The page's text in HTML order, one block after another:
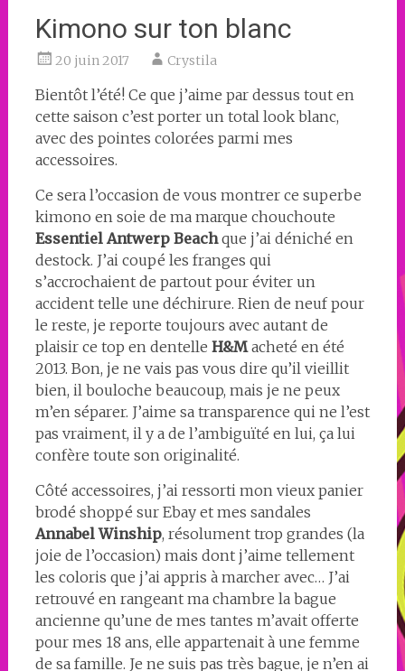
Kimono sur ton blanc
20 juin 2017 Crystila
Bientôt l’été! Ce que j’aime par dessus tout en
cette saison c’est porter un total look blanc,
avec des pointes colorées parmi mes
accessoires.
Ce sera l’occasion de vous montrer ce superbe
kimono en soie de ma marque chouchoute
Essentiel Antwerp Beachque j’ai déniché en
destock. J’ai coupé les franges qui
s’accrochaient de partout pour éviter un
accident telle une déchirure. Rien de neuf pour
le reste, je reporte toujours avec autant de
plaisir ce top en dentelle H&Macheté en été
2013. Bon, je ne vais pas vous dire qu’il vieillit
bien, il bouloche beaucoup, mais je ne peux
m’en séparer. J’aime sa transparence qui ne l’est
pas vraiment, il y a de l’ambiguïté en lui, ça lui
confère toute son originalité.
Côté accessoires, j’ai ressorti mon vieux panier
brodé shoppé sur Ebay et mes sandales
Annabel Winship, résolument trop grandes (la
joie de l’occasion) mais dont j’aime tellement
les coloris que j’ai appris à marcher avec… J’ai
retrouvé en rangeant ma chambre la bague
ancienne qu’une de mes tantes m’avait offerte
pour mes 18 ans, elle appartenait à une femme
de sa famille. Je ne suis pas très bague, je n’en ai